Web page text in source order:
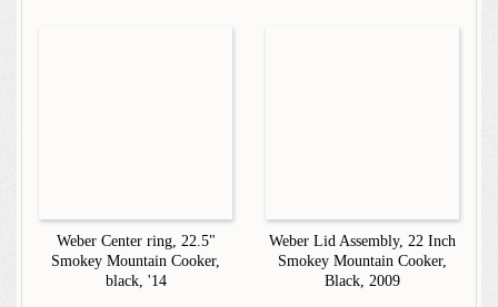
Weber Center ring, 22.5"
Smokey Mountain Cooker,
black, '14
Weber Lid Assembly, 22 Inch
Smokey Mountain Cooker,
Black, 2009